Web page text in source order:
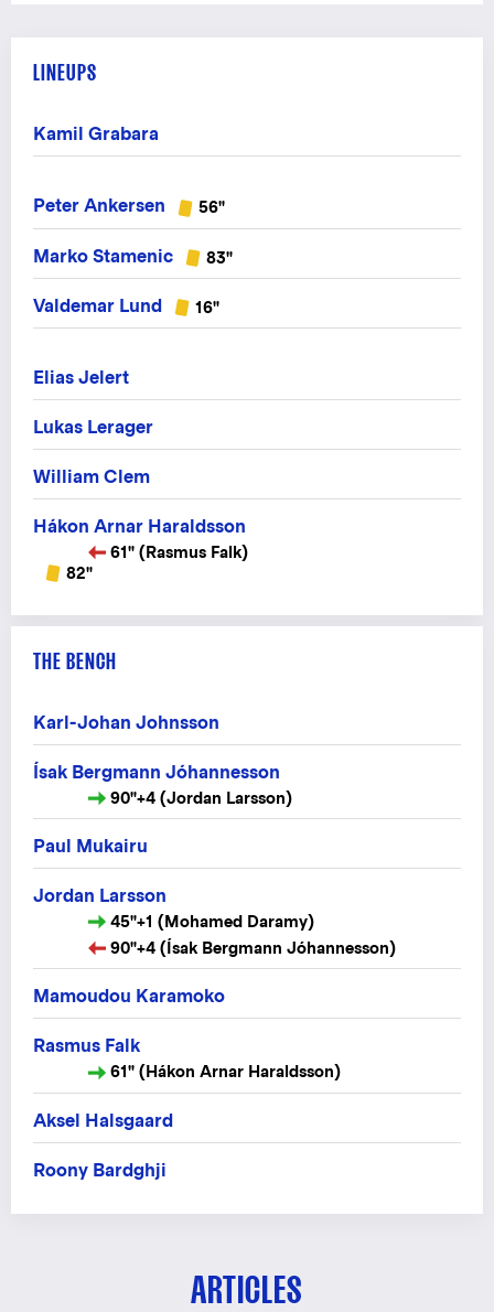
LINEUPS
Kamil Grabara
Peter Ankersen 56"
Marko Stamenic 83"
Valdemar Lund 16"
Elias Jelert
Lukas Lerager
William Clem
Hákon Arnar Haraldsson
61" (Rasmus Falk)
82"
THE BENCH
Karl-Johan Johnsson
Ísak Bergmann Jóhannesson
90"+4 (Jordan Larsson)
Paul Mukairu
Jordan Larsson
45"+1 (Mohamed Daramy)
90"+4 (Ísak Bergmann Jóhannesson)
Mamoudou Karamoko
Rasmus Falk
61" (Hákon Arnar Haraldsson)
Aksel Halsgaard
Roony Bardghji
ARTICLES